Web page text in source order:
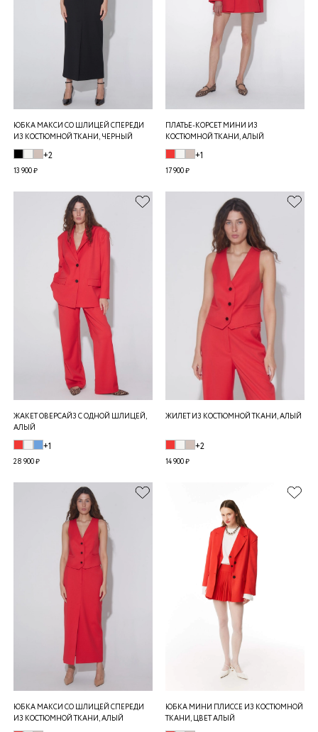
ЮБКА МАКСИ СО ШЛИЦЕЙ СПЕРЕДИ
ИЗ КОСТЮМНОЙ ТКАНИ, ЧЕРНЫЙ
+2
13 900 ₽
ПЛАТЬЕ-КОРСЕТ МИНИ ИЗ
КОСТЮМНОЙ ТКАНИ, АЛЫЙ
+1
17 900 ₽
ЖАКЕТ ОВЕРСАЙЗ С ОДНОЙ ШЛИЦЕЙ,
АЛЫЙ
+1
28 900 ₽
ЖИЛЕТ ИЗ КОСТЮМНОЙ ТКАНИ, АЛЫЙ
+2
14 900 ₽
ЮБКА МАКСИ СО ШЛИЦЕЙ СПЕРЕДИ
ИЗ КОСТЮМНОЙ ТКАНИ, АЛЫЙ
ЮБКА МИНИ ПЛИССЕ ИЗ КОСТЮМНОЙ
ТКАНИ, ЦВЕТ АЛЫЙ